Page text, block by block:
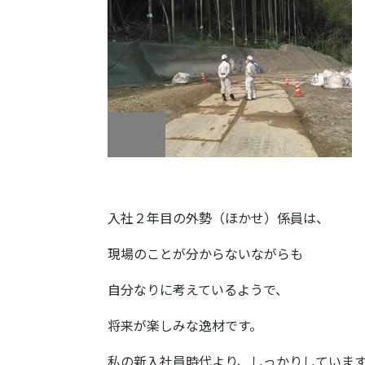
入社２年目の外勢（ほかせ）係員は、
現場のことが分からないながらも
自分なりに考えているようで、
将来が楽しみな逸材です。
私の新入社員時代より、しっかりしていま